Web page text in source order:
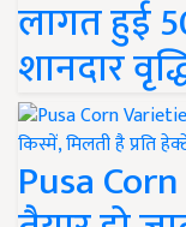
लागत हुई
शानदार
Pusa